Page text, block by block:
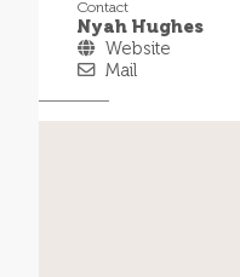
Contact
Nyah Hughes
Website
Mail